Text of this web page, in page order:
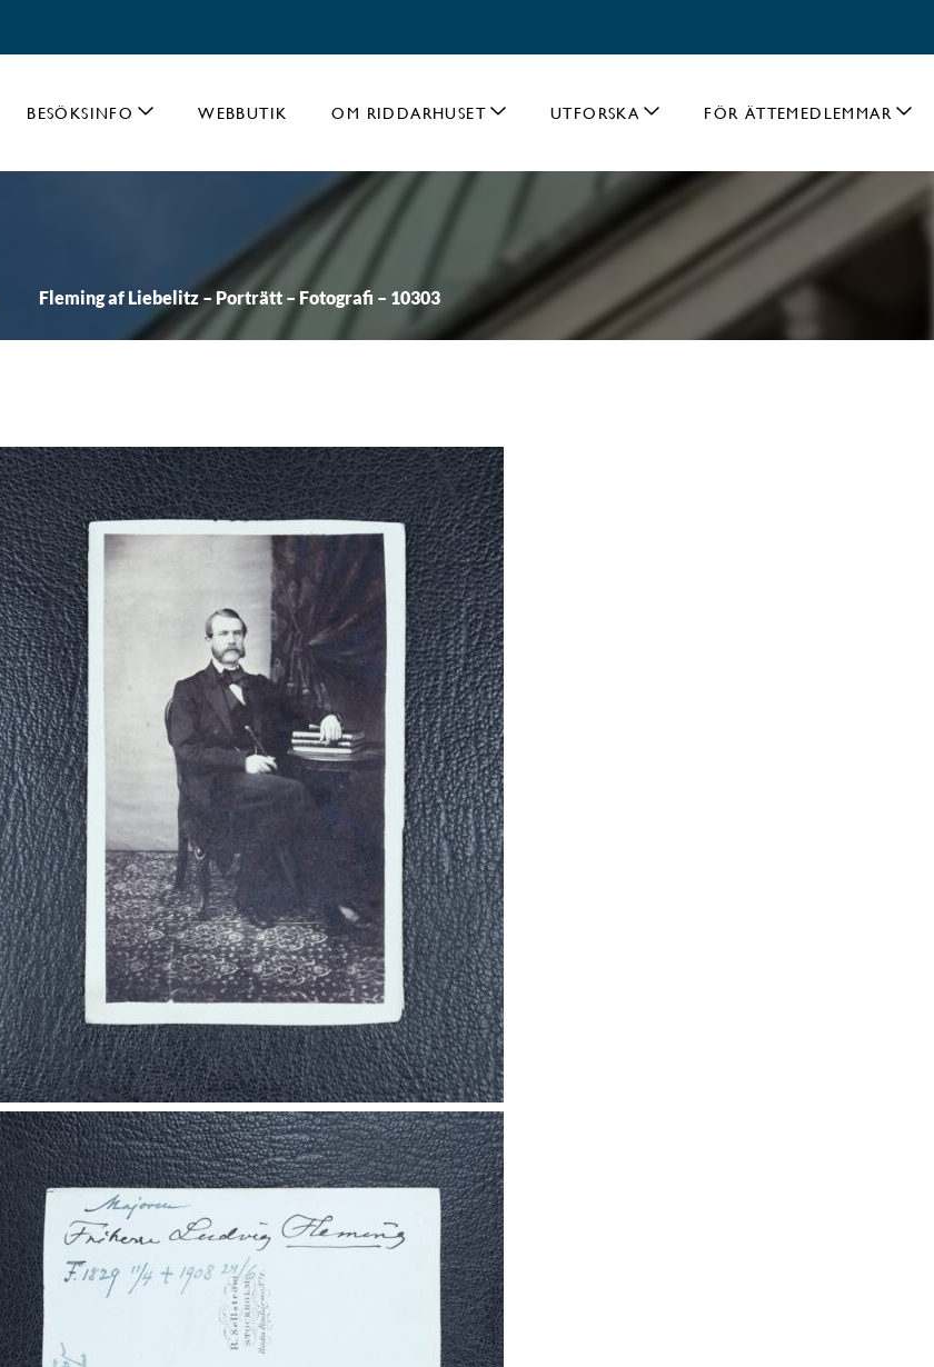
BESÖKSINFO WEBBUTIK OM RIDDARHUSET UTFORSKA FÖR ÄTTEMEDLEMMAR
Fleming af Liebelitz – Porträtt – Fotografi – 10303